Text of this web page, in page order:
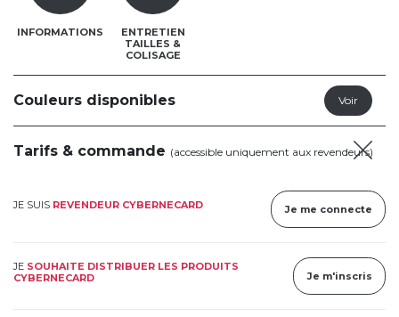
INFORMATIONS
ENTRETIEN
TAILLES &
COLISAGE
Couleurs disponibles
Tarifs & commande (accessible uniquement aux revendeurs)
JE SUIS REVENDEUR CYBERNECARD Je me connecte
JE SOUHAITE DISTRIBUER LES PRODUITS
CYBERNECARD
Je m'inscris